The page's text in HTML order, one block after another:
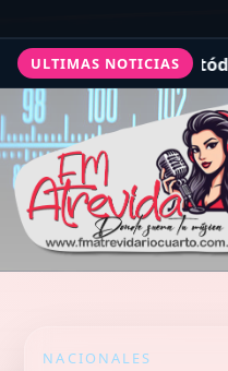
ULTIMAS NOTICIAS
en el Autódromo»
NACIONALES